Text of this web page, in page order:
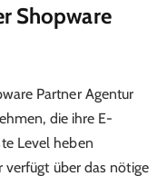
Shopware
Partner Agentur
die ihre E-
Level heben
verfügt über das nötige